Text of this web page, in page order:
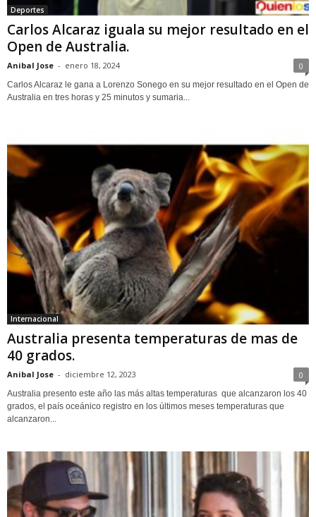
Deportes
Carlos Alcaraz iguala su mejor resultado en el
Open de Australia.
Anibal Jose - enero 18, 2024 0
Carlos Alcaraz le gana a Lorenzo Sonego en su mejor resultado en el Open de
Australia en tres horas y 25 minutos y sumaria...
Internacional
Australia presenta temperaturas de mas de
40 grados.
Anibal Jose - diciembre 12, 2023 0
Australia presento este año las más altas temperaturas que alcanzaron los 40
grados, el país oceánico registro en los últimos meses temperaturas que
alcanzaron...